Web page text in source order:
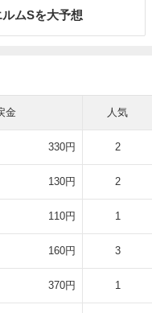
ムSを大予想
金 人気
330円 2
130円 2
110円 1
160円 3
370円 1